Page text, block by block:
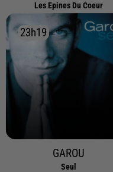
Les Epines Du Coeur
23h19
23h19
GAROU
Seul